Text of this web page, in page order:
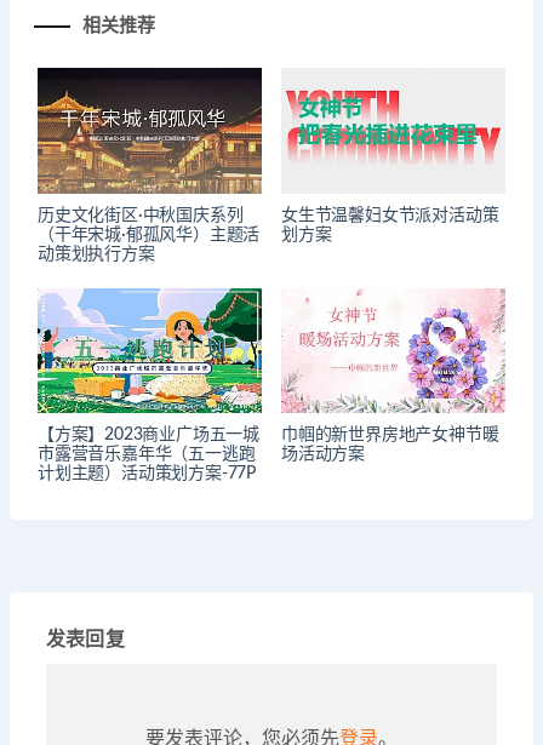
相关推荐
历史文化街区·中秋国庆系列
（干年宋城·郁孤风华）主题活
动策划执行方案
女生节温馨妇女节派对活动策
划方案
【方案】2023商业广场五一城
市露营音乐嘉年华（五一逃跑
计划主题）活动策划方案-77P
巾帼的新世界房地产女神节暖
场活动方案
发表回复
要发表评论，您必须先登录。